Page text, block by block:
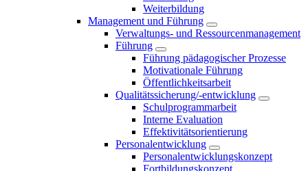
Weiterbildung
Management und Führung
Verwaltungs- und Ressourcenmanagement
Führung
Führung pädagogischer Prozesse
Motivationale Führung
Öffentlichkeitsarbeit
Qualitätssicherung/-entwicklung
Schulprogrammarbeit
Interne Evaluation
Effektivitätsorientierung
Personalentwicklung
Personalentwicklungskonzept
Fortbildungskonzept